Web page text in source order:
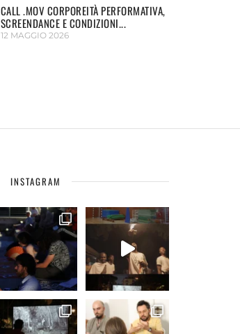
CALL .MOV CORPOREITÀ PERFORMATIVA,
SCREENDANCE E CONDIZIONI...
12 MAGGIO 2026
INSTAGRAM